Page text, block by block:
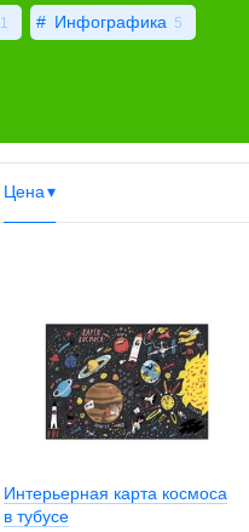
1 Инфографика 5
Цена
Интерьерная карта космоса
в тубусе